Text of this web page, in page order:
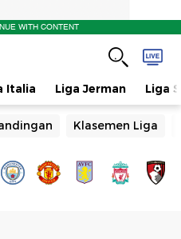
WITH CONTENT
Italia Liga Jerman Liga
Klasemen Liga